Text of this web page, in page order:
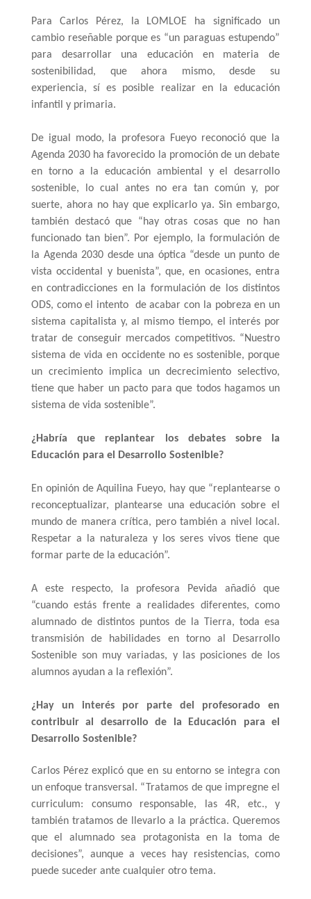
Para Carlos Pérez, la LOMLOE ha significado un
cambio reseñable porque es “un paraguas estupendo”
para desarrollar una educación en materia de
sostenibilidad, que ahora mismo, desde su
experiencia, sí es posible realizar en la educación
infantil y primaria.
De igual modo, la profesora Fueyo reconoció que la
Agenda 2030 ha favorecido la promoción de un debate
en torno a la educación ambiental y el desarrollo
sostenible, lo cual antes no era tan común y, por
suerte, ahora no hay que explicarlo ya. Sin embargo,
también destacó que “hay otras cosas que no han
funcionado tan bien”. Por ejemplo, la formulación de
la Agenda 2030 desde una óptica “desde un punto de
vista occidental y buenista”, que, en ocasiones, entra
en contradicciones en la formulación de los distintos
ODS, como el intento  de acabar con la pobreza en un
sistema capitalista y, al mismo tiempo, el interés por
tratar de conseguir mercados competitivos. “Nuestro
sistema de vida en occidente no es sostenible, porque
un crecimiento implica un decrecimiento selectivo,
tiene que haber un pacto para que todos hagamos un
sistema de vida sostenible”.
¿Habría que replantear los debates sobre la
Educación para el Desarrollo Sostenible?
En opinión de Aquilina Fueyo, hay que “replantearse o
reconceptualizar, plantearse una educación sobre el
mundo de manera crítica, pero también a nivel local.
Respetar a la naturaleza y los seres vivos tiene que
formar parte de la educación”.
A este respecto, la profesora Pevida añadió que
“cuando estás frente a realidades diferentes, como
alumnado de distintos puntos de la Tierra, toda esa
transmisión de habilidades en torno al Desarrollo
Sostenible son muy variadas, y las posiciones de los
alumnos ayudan a la reflexión”.
¿Hay un interés por parte del profesorado en
contribuir al desarrollo de la Educación para el
Desarrollo Sostenible?
Carlos Pérez explicó que en su entorno se integra con
un enfoque transversal. “Tratamos de que impregne el
curriculum: consumo responsable, las 4R, etc., y
también tratamos de llevarlo a la práctica. Queremos
que el alumnado sea protagonista en la toma de
decisiones”, aunque a veces hay resistencias, como
puede suceder ante cualquier otro tema.